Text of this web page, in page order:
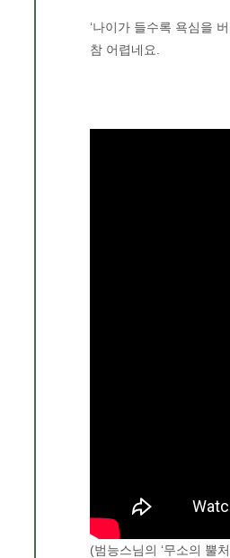
‘나이가 들수록 욕심을
참 어렵네요.
(범능스님의 ‘무소의 뿔처